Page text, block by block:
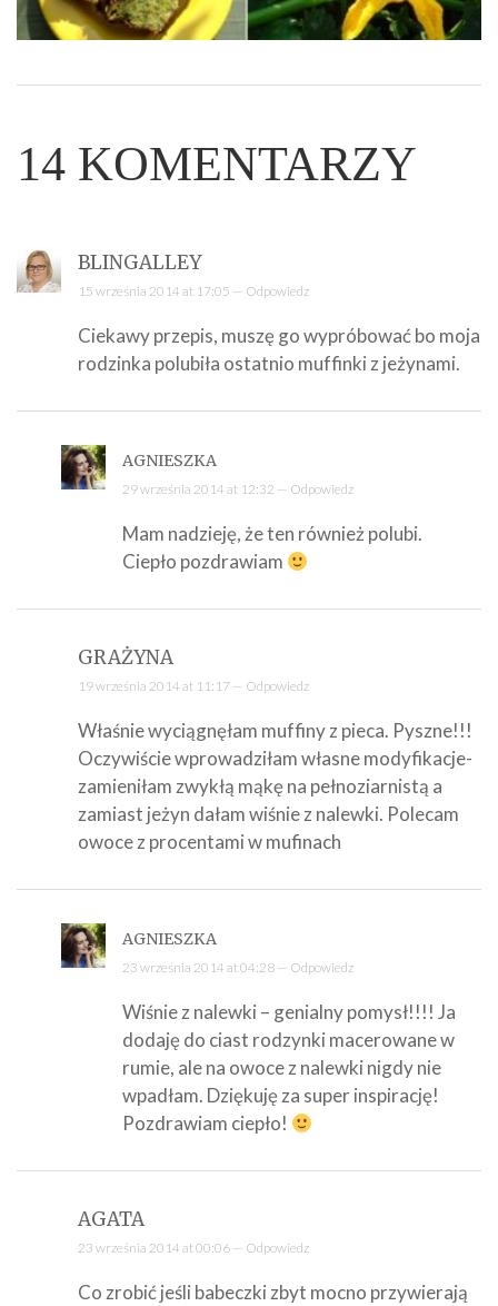
14 KOMENTARZY
BLINGALLEY
15 września 2014 at 17:05 — Odpowiedz
Ciekawy przepis, muszę go wypróbować bo moja
rodzinka polubiła ostatnio muffinki z jeżynami.
AGNIESZKA
29 września 2014 at 12:32 — Odpowiedz
Mam nadzieję, że ten również polubi.
Ciepło pozdrawiam
GRAŻYNA
19 września 2014 at 11:17 — Odpowiedz
Właśnie wyciągnęłam muffiny z pieca. Pyszne!!!
Oczywiście wprowadziłam własne modyfikacje-
zamieniłam zwykłą mąkę na pełnoziarnistą a
zamiast jeżyn dałam wiśnie z nalewki. Polecam
owoce z procentami w mufinach
AGNIESZKA
23 września 2014 at 04:28 — Odpowiedz
Wiśnie z nalewki – genialny pomysł!!!! Ja
dodaję do ciast rodzynki macerowane w
rumie, ale na owoce z nalewki nigdy nie
wpadłam. Dziękuję za super inspirację!
Pozdrawiam ciepło!
AGATA
23 września 2014 at 00:06 — Odpowiedz
Co zrobić jeśli babeczki zbyt mocno przywierają